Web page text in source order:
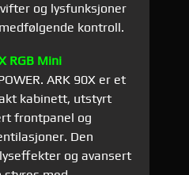
og lysfunksjoner
kontroll.
RGB Mini
ARK 90X er et
kabinett, utstyrt
frontpanel og
Den
og avansert